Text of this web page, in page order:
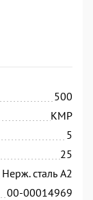
500
KMP
5
25
Нерж. сталь А2
00-00014969